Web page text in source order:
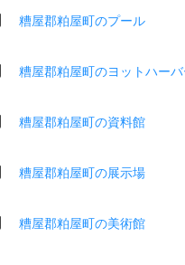
糟屋郡粕屋町のプール
糟屋郡粕屋町のヨットハーバ
糟屋郡粕屋町の資料館
糟屋郡粕屋町の展示場
糟屋郡粕屋町の美術館